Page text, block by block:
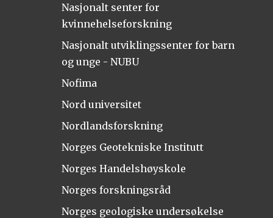
Nasjonalt senter for
kvinnehelseforskning
Nasjonalt utviklingssenter for barn
og unge - NUBU
Nofima
Nord universitet
Nordlandsforskning
Norges Geotekniske Institutt
Norges Handelshøyskole
Norges forskningsråd
Norges geologiske undersøkelse